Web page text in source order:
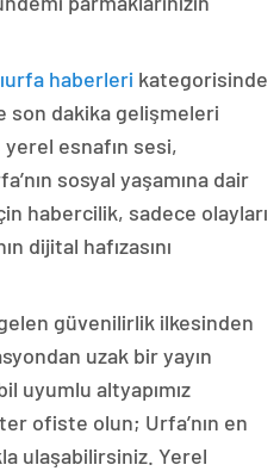
haberleri kategorisinde
son dakika gelişmeleri
esnafın sesi,
sosyal yaşamına dair
habercilik, sadece olayları
dijital hafızasını
güvenilirlik ilkesinden
uzak bir yayın
uyumlu altyapımız
ofiste olun; Urfa’nın en
ulaşabilirsiniz. Yerel